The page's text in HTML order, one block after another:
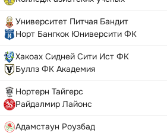
Университет Питчая Бандит
Норт Бангкок Юниверсити ФК
Хакоах Сидней Сити Ист ФК
Буллз ФК Академия
Нортерн Тайгерс
Райдалмир Лайонс
Адамстаун Роузбад